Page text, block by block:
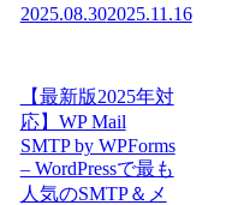
2025.08.302025.11.16
【最新版2025年対
応】WP Mail
SMTP by WPForms
– WordPressで最も
人気のSMTP＆メ